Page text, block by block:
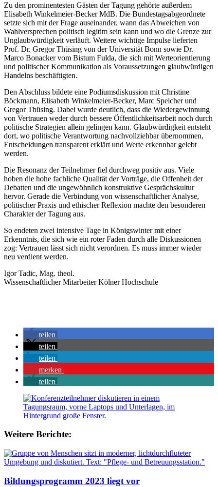
Zu den prominentesten Gästen der Tagung gehörte außerdem
Elisabeth Winkelmeier-Becker MdB. Die Bundestagsabgeordnete
setzte sich mit der Frage auseinander, wann das Abweichen von
Wahlversprechen politisch legitim sein kann und wo die Grenze zur
Unglaubwürdigkeit verläuft. Weitere wichtige Impulse lieferten
Prof. Dr. Gregor Thüsing von der Universität Bonn sowie Dr.
Marco Bonacker vom Bistum Fulda, die sich mit Werteorientierung
und politischer Kommunikation als Voraussetzungen glaubwürdigen
Handelns beschäftigten.
Den Abschluss bildete eine Podiumsdiskussion mit Christine
Böckmann, Elisabeth Winkelmeier-Becker, Marc Speicher und
Gregor Thüsing. Dabei wurde deutlich, dass die Wiedergewinnung
von Vertrauen weder durch bessere Öffentlichkeitsarbeit noch durch
politische Strategien allein gelingen kann. Glaubwürdigkeit entsteht
dort, wo politische Verantwortung nachvollziehbar übernommen,
Entscheidungen transparent erklärt und Werte erkennbar gelebt
werden.
Die Resonanz der Teilnehmer fiel durchweg positiv aus. Viele
hoben die hohe fachliche Qualität der Vorträge, die Offenheit der
Debatten und die ungewöhnlich konstruktive Gesprächskultur
hervor. Gerade die Verbindung von wissenschaftlicher Analyse,
politischer Praxis und ethischer Reflexion machte den besonderen
Charakter der Tagung aus.
So endeten zwei intensive Tage in Königswinter mit einer
Erkenntnis, die sich wie ein roter Faden durch alle Diskussionen
zog: Vertrauen lässt sich nicht verordnen. Es muss immer wieder
neu verdient werden.
Igor Tadic, Mag. theol.
Wissenschaftlicher Mitarbeiter Kölner Hochschule
teilen
teilen
teilen
merken
teilen
Weitere Berichte:
Bildungsprogramm 2023 liegt vor